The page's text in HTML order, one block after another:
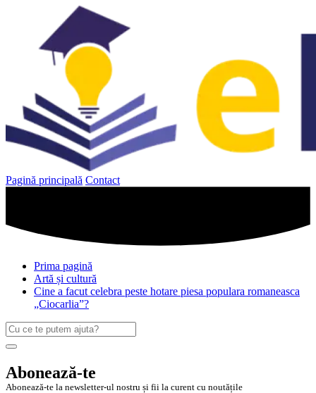
Pagină principală Contact
Prima pagină
Artă și cultură
Cine a facut celebra peste hotare piesa populara romaneasca
„Ciocarlia”?
Caută
după:
Search
Abonează-te
Abonează-te la newsletter-ul nostru și fii la curent cu noutățile